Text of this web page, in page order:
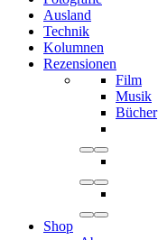
Ausland
Technik
Kolumnen
Rezensionen
Film
Musik
Bücher
Shop